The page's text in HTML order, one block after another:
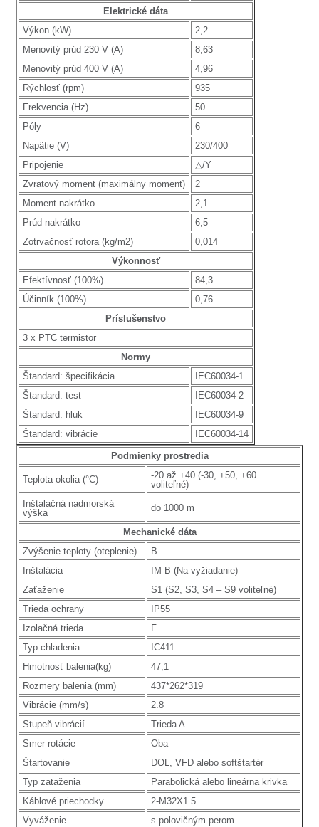
Elektrické dáta
Výkon (kW)
2,2
Menovitý prúd 230 V (A)
8,63
Menovitý prúd 400 V (A)
4,96
Rýchlosť (rpm)
935
Frekvencia (Hz)
50
Póly
6
Napätie (V)
230/400
Pripojenie
△/Y
Zvratový moment (maximálny moment)
2
Moment nakrátko
2,1
Prúd nakrátko
6,5
Zotrvačnosť rotora (kg/m2)
0,014
Výkonnosť
Efektívnosť (100%)
84,3
Účinník (100%)
0,76
Príslušenstvo
3 x PTC termistor
Normy
Štandard: špecifikácia
IEC60034-1
Štandard: test
IEC60034-2
Štandard: hluk
IEC60034-9
Štandard: vibrácie
IEC60034-14
Podmienky prostredia
Teplota okolia (°C)
-20 až +40 (-30, +50, +60
voliteľné)
Inštalačná nadmorská
výška
do 1000 m
Mechanické dáta
Zvýšenie teploty (oteplenie)
B
Inštalácia
IM B (Na vyžiadanie)
Zaťaženie
S1 (S2, S3, S4 – S9 voliteľné)
Trieda ochrany
IP55
Izolačná trieda
F
Typ chladenia
IC411
Hmotnosť balenia(kg)
47,1
Rozmery balenia (mm)
437*262*319
Vibrácie (mm/s)
2.8
Stupeň vibrácií
Trieda A
Smer rotácie
Oba
Štartovanie
DOL, VFD alebo softštartér
Typ zataženia
Parabolická alebo lineárna krivka
Káblové priechodky
2-M32X1.5
Vyváženie
s polovičným perom